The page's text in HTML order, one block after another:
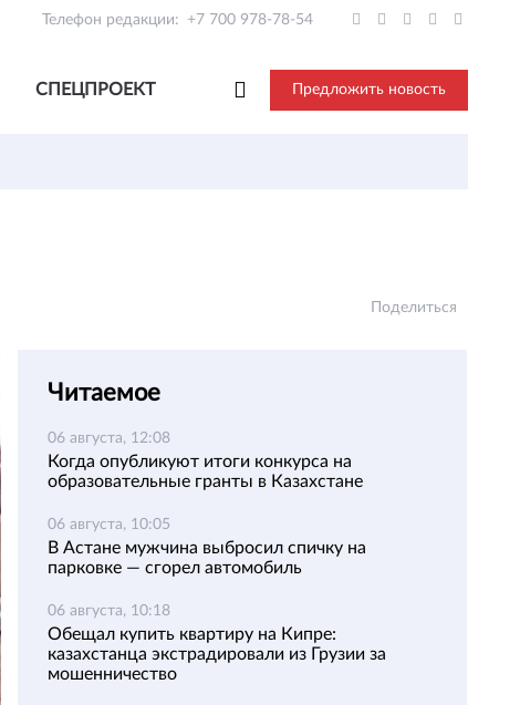
Телефон редакции: +7 700 978-78-54
СПЕЦПРОЕКТ Предложить новость
Поделиться
Читаемое
06 августа, 12:08
Когда опубликуют итоги конкурса на
образовательные гранты в Казахстане
06 августа, 10:05
В Астане мужчина выбросил спичку на
парковке — сгорел автомобиль
06 августа, 10:18
Обещал купить квартиру на Кипре:
казахстанца экстрадировали из Грузии за
мошенничество